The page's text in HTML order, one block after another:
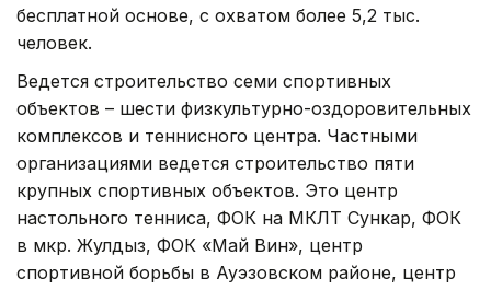
бесплатной основе, с охватом более 5,2 тыс.
человек.
Ведется строительство семи спортивных
объектов – шести физкультурно-оздоровительных
комплексов и теннисного центра. Частными
организациями ведется строительство пяти
крупных спортивных объектов. Это центр
настольного тенниса, ФОК на МКЛТ Сункар, ФОК
в мкр. Жулдыз, ФОК «Май Вин», центр
спортивной борьбы в Ауэзовском районе, центр